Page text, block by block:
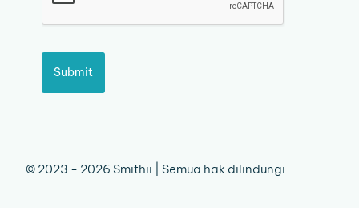
Submit
© 2023 - 2026 Smithii | Semua hak dilindungi